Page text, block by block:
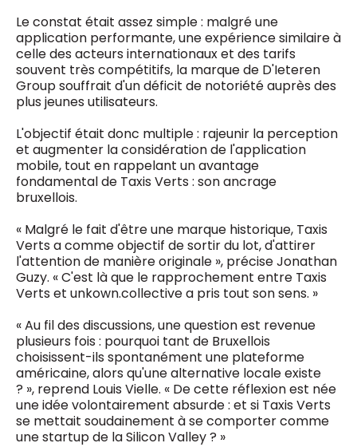
Le constat était assez simple : malgré une
application performante, une expérience similaire à
celle des acteurs internationaux et des tarifs
souvent très compétitifs, la marque de D'Ieteren
Group souffrait d'un déficit de notoriété auprès des
plus jeunes utilisateurs.
L'objectif était donc multiple : rajeunir la perception
et augmenter la considération de l'application
mobile, tout en rappelant un avantage
fondamental de Taxis Verts : son ancrage
bruxellois.
« Malgré le fait d'être une marque historique, Taxis
Verts a comme objectif de sortir du lot, d'attirer
l'attention de manière originale », précise Jonathan
Guzy. « C'est là que le rapprochement entre Taxis
Verts et unkown.collective a pris tout son sens. »
« Au fil des discussions, une question est revenue
plusieurs fois : pourquoi tant de Bruxellois
choisissent-ils spontanément une plateforme
américaine, alors qu'une alternative locale existe
? », reprend Louis Vielle. « De cette réflexion est née
une idée volontairement absurde : et si Taxis Verts
se mettait soudainement à se comporter comme
une startup de la Silicon Valley ? »